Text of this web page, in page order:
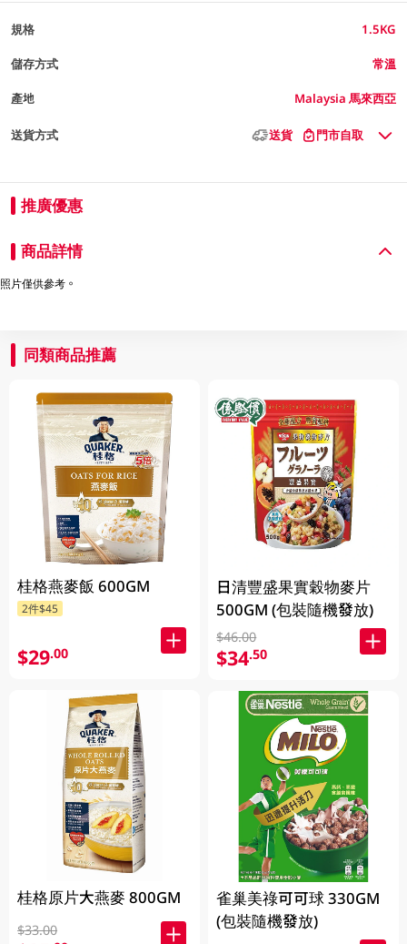
規格 1.5KG
儲存方式 常溫
產地 Malaysia 馬來西亞
送貨方式 送貨 門市自取
推廣優惠
商品詳情
照片僅供參考。
同類商品推薦
桂格燕麥飯 600GM
2件$45
$29.00
桂格原片大燕麥 800GM
$33.00
日清豐盛果實穀物麥片
500GM (包裝隨機發放)
$46.00
$34.50
雀巢美祿可可球 330GM
(包裝隨機發放)